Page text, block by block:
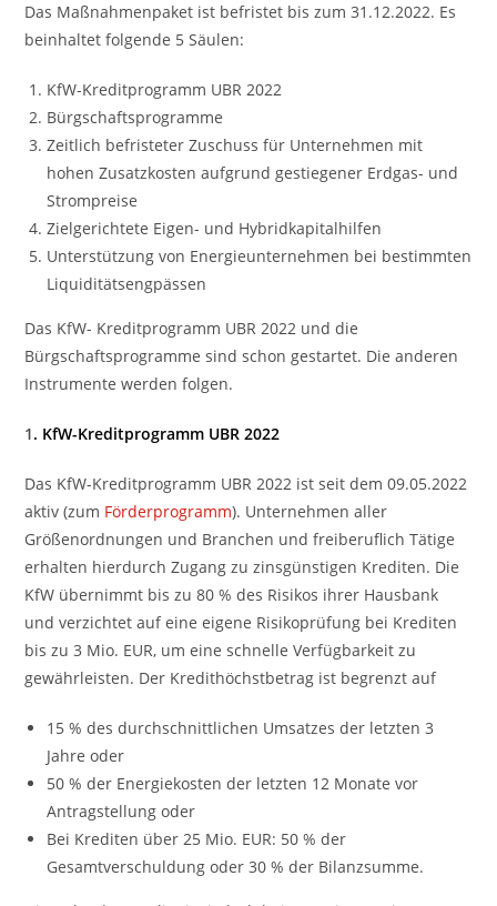
Das Maßnahmenpaket ist befristet bis zum 31.12.2022. Es
beinhaltet folgende 5 Säulen:
KfW-Kreditprogramm UBR 2022
Bürgschaftsprogramme
Zeitlich befristeter Zuschuss für Unternehmen mit
hohen Zusatzkosten aufgrund gestiegener Erdgas- und
Strompreise
Zielgerichtete Eigen- und Hybridkapitalhilfen
Unterstützung von Energieunternehmen bei bestimmten
Liquiditätsengpässen
Das KfW- Kreditprogramm UBR 2022 und die
Bürgschaftsprogramme sind schon gestartet. Die anderen
Instrumente werden folgen.
1. KfW-Kreditprogramm UBR 2022
Das KfW-Kreditprogramm UBR 2022 ist seit dem 09.05.2022
aktiv (zum Förderprogramm). Unternehmen aller
Größenordnungen und Branchen und freiberuflich Tätige
erhalten hierdurch Zugang zu zinsgünstigen Krediten. Die
KfW übernimmt bis zu 80 % des Risikos ihrer Hausbank
und verzichtet auf eine eigene Risikoprüfung bei Krediten
bis zu 3 Mio. EUR, um eine schnelle Verfügbarkeit zu
gewährleisten. Der Kredithöchstbetrag ist begrenzt auf
15 % des durchschnittlichen Umsatzes der letzten 3
Jahre oder
50 % der Energiekosten der letzten 12 Monate vor
Antragstellung oder
Bei Krediten über 25 Mio. EUR: 50 % der
Gesamtverschuldung oder 30 % der Bilanzsumme.